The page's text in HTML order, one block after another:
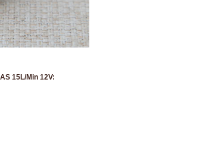
15L/Min 12V: